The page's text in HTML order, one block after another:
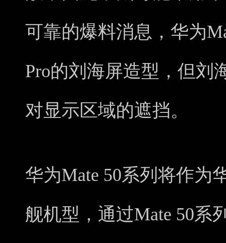
可靠的爆料消息，华为
Pro的刘海屏造型，但刘
对显示区域的遮挡。
华为Mate 50系列将作为
舰机型，通过Mate 50系